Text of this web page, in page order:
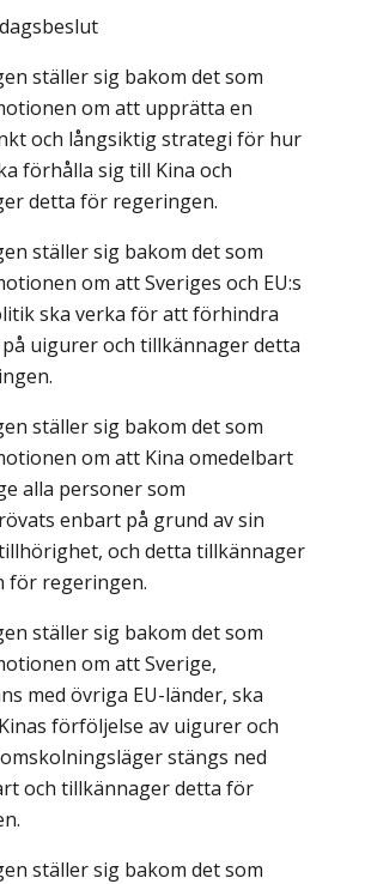
ställer sig bakom det som
om att upprätta en
och långsiktig strategi för hur
förhålla sig till Kina och
detta för regeringen.
ställer sig bakom det som
om att Sveriges och EU:s
ska verka för att förhindra
uigurer och tillkännager detta
ställer sig bakom det som
om att Kina omedelbart
alla personer som
enbart på grund av sin
och detta tillkännager
för regeringen.
ställer sig bakom det som
om att Sverige,
med övriga EU-länder, ska
förföljelse av uigurer och
stängs ned
och tillkännager detta för
ställer sig bakom det som